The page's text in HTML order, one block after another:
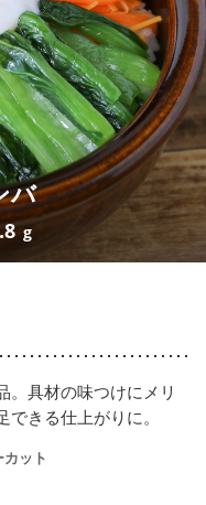
バ
g
。具材の味つけにメリ
きる仕上がりに。
カット